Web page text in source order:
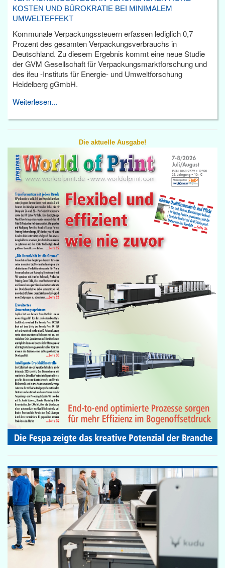
KOSTEN UND BÜROKRATIE BEI MINIMALEM
UMWELTEFFEKT
Kommunale Verpackungssteuern erfassen lediglich 0,7
Prozent des gesamten Verpackungsverbrauchs in
Deutschland. Zu diesem Ergebnis kommt eine neue Studie
der GVM Gesellschaft für Verpackungsmarktforschung und
des ifeu -Instituts für Energie- und Umweltforschung
Heidelberg gGmbH.
Weiterlesen...
Die aktuelle Ausgabe!